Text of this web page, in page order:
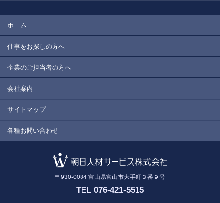
ホーム
仕事をお探しの方へ
企業のご担当者の方へ
会社案内
サイトマップ
各種お問い合わせ
〒930-0084 富山県富山市大手町３番９号
TEL 076-421-5515